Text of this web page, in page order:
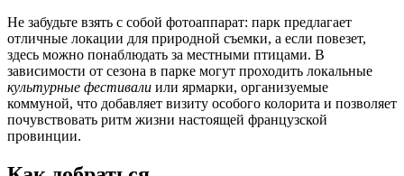
Не забудьте взять с собой фотоаппарат: парк предлагает
отличные локации для природной съемки, а если повезет,
здесь можно понаблюдать за местными птицами. В
зависимости от сезона в парке могут проходить локальные
культурные фестивали или ярмарки, организуемые
коммуной, что добавляет визиту особого колорита и позволяет
почувствовать ритм жизни настоящей французской
провинции.